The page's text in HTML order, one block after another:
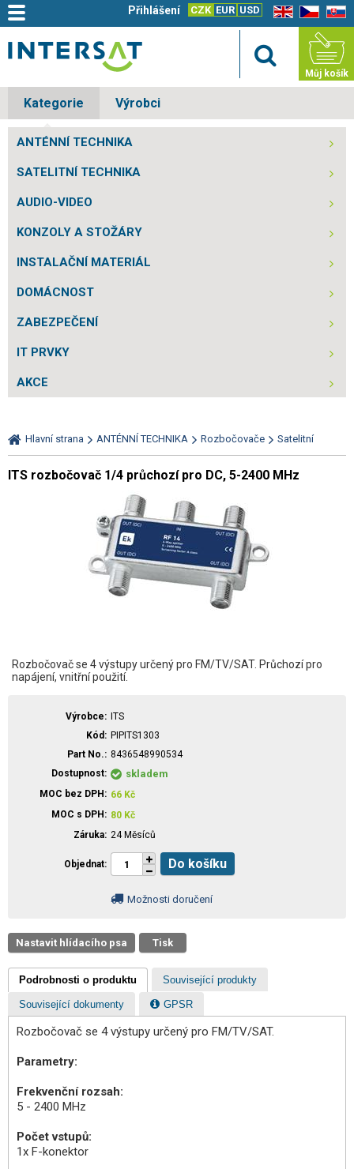
EN CZ SK
CZK EUR USD
Přihlášení
Můj košík
Kategorie Výrobci
ANTÉNNÍ TECHNIKA
SATELITNÍ TECHNIKA
AUDIO-VIDEO
KONZOLY A STOŽÁRY
INSTALAČNÍ MATERIÁL
DOMÁCNOST
ZABEZPEČENÍ
IT PRVKY
AKCE
Hlavní strana ANTÉNNÍ TECHNIKA Rozbočovače Satelitní
ITS rozbočovač 1/4 průchozí pro DC, 5-2400 MHz
Rozbočovač se 4 výstupy určený pro FM/TV/SAT. Průchozí pro
napájení, vnitřní použití.
Výrobce
ITS
Kód
PIPITS1303
Part No.
8436548990534
Dostupnost
skladem
MOC bez DPH 66 Kč
MOC s DPH
80 Kč
Záruka 24 Měsíců
Objednat Do košíku
Možnosti doručení
Nastavit hlídacího psa Tisk
Podrobnosti o produktu Související produkty
Související dokumenty GPSR
Rozbočovač se 4 výstupy určený pro FM/TV/SAT.
Parametry:
Frekvenční rozsah:
5 - 2400 MHz
Počet vstupů:
1x F-konektor